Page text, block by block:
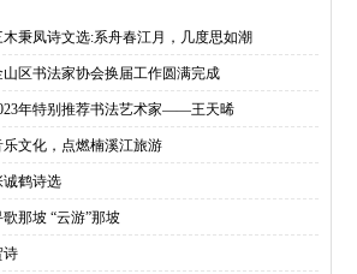
木秉凤诗文选:系舟春江月，几度思如潮
山区书法家协会换届工作圆满完成
年特别推荐书法艺术家——王天晞
乐文化，点燃楠溪江旅游
诚鹤诗选
歌那坡 “云游”那坡
诗